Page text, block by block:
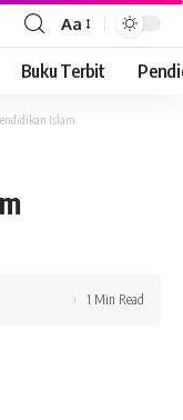
Font
Resizer
Aa
Buku Terbit
Islam
1 Min Read